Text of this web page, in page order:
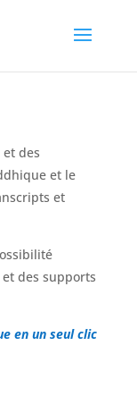
et des
et le
et
des supports
en un seul clic